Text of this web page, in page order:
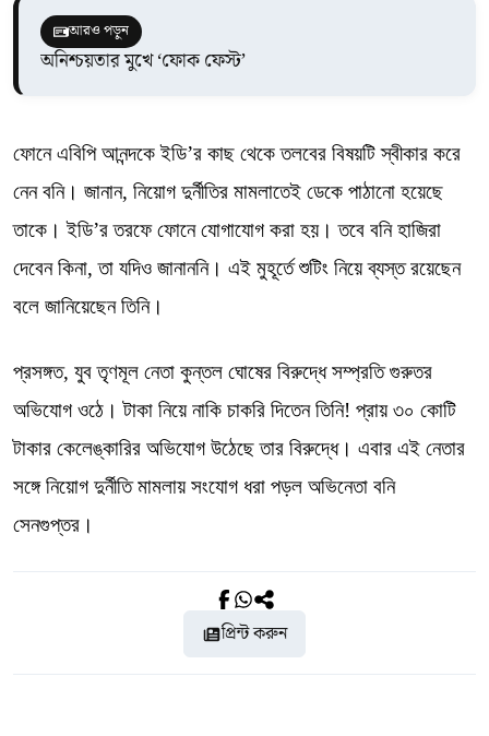
আরও পড়ুন
অনিশ্চয়তার মুখে ‘ফোক ফেস্ট’
ফোনে এবিপি আনন্দকে ইডি’র কাছ থেকে তলবের বিষয়টি স্বীকার করে
নেন বনি। জানান, নিয়োগ দুর্নীতির মামলাতেই ডেকে পাঠানো হয়েছে
তাকে। ইডি’র তরফে ফোনে যোগাযোগ করা হয়। তবে বনি হাজিরা
দেবেন কিনা, তা যদিও জানাননি। এই মুহূর্তে শুটিং নিয়ে ব্যস্ত রয়েছেন
বলে জানিয়েছেন তিনি।
প্রসঙ্গত, যুব তৃণমূল নেতা কুন্তল ঘোষের বিরুদ্ধে সম্প্রতি গুরুতর
অভিযোগ ওঠে। টাকা নিয়ে নাকি চাকরি দিতেন তিনি! প্রায় ৩০ কোটি
টাকার কেলেঙ্কারির অভিযোগ উঠেছে তার বিরুদ্ধে। এবার এই নেতার
সঙ্গে নিয়োগ দুর্নীতি মামলায় সংযোগ ধরা পড়ল অভিনেতা বনি
সেনগুপ্তর।
প্রিন্ট করুন